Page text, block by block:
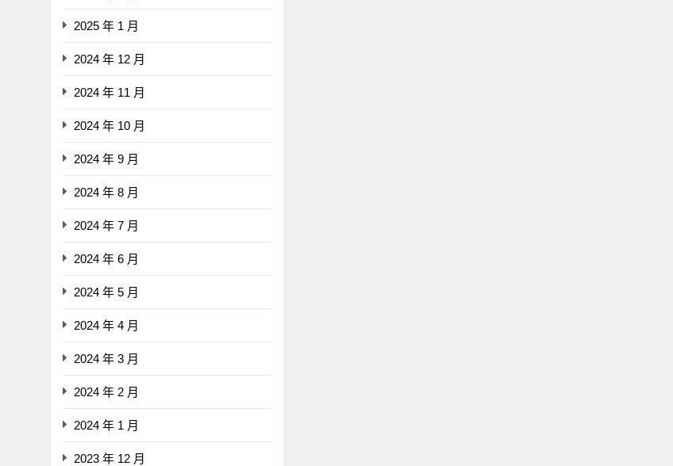
2025 年 1 月
2024 年 12 月
2024 年 11 月
2024 年 10 月
2024 年 9 月
2024 年 8 月
2024 年 7 月
2024 年 6 月
2024 年 5 月
2024 年 4 月
2024 年 3 月
2024 年 2 月
2024 年 1 月
2023 年 12 月